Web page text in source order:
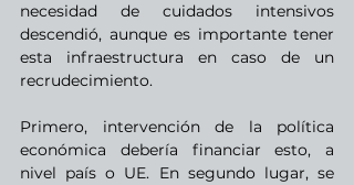
necesidad de cuidados intensivos
descendió, aunque es importante tener
esta infraestructura en caso de un
recrudecimiento.
Primero, intervención de la política
económica debería financiar esto, a
nivel país o UE. En segundo lugar, se